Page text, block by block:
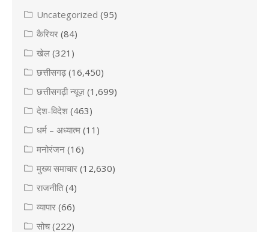
Uncategorized (95)
कैरियर (84)
खेल (321)
छत्तीसगढ़(16,450)
छत्तीसगढ़ी न्यूज़ (1,699)
देश-विदेश (463)
धर्म – अध्यात्म (11)
मनोरंजन (16)
मुख्य समाचार (12,630)
राजनीति(4)
व्यापार (66)
सोच(222)